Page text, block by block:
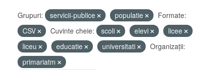
Grupuri: servicii-publice populatie
Formate:
CSV
Cuvinte cheie: scoli elevi
licee
liceu
educatie universitati
Organizații:
primariatm